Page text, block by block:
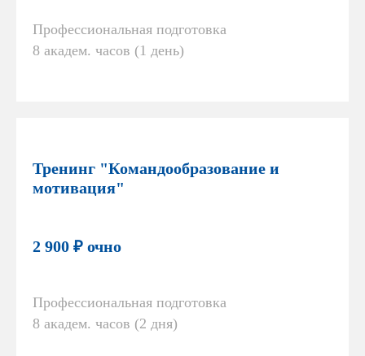
Профессиональная подготовка
8 академ. часов (1 день)
Тренинг "Командообразование и
мотивация"
2 900 ₽ очно
Профессиональная подготовка
8 академ. часов (2 дня)